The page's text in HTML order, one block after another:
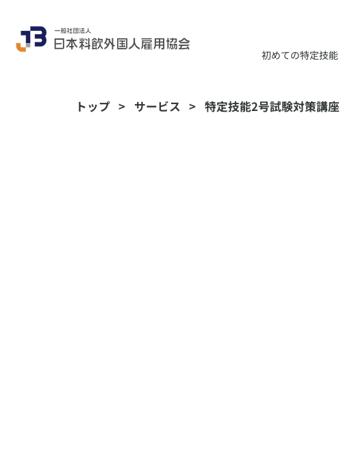
初めての特定技能
トップ > サービス > 特定技能2号試験対策講座